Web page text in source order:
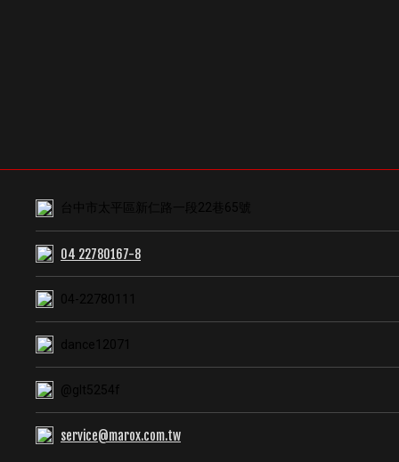
台中市太平區新仁路一段22巷65號
04 22780167-8
04-22780111
dance12071
@glt5254f
service@marox.com.tw